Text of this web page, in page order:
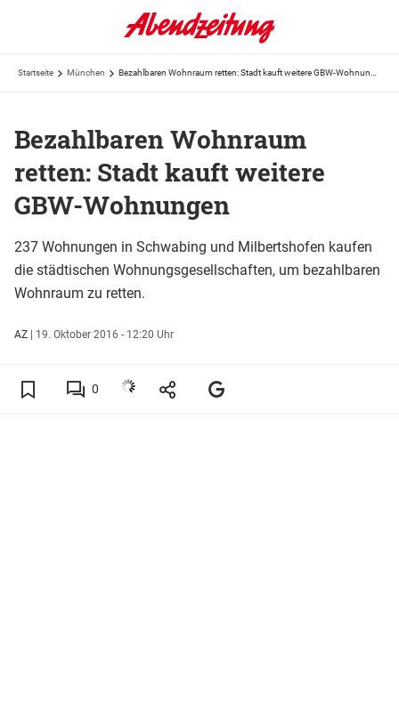
Startseite München
Bezahlbaren Wohnraum
retten: Stadt kauft weitere
GBW-Wohnungen
237 Wohnungen in Schwabing und Milbertshofen kaufen
die städtischen Wohnungsgesellschaften, um bezahlbaren
Wohnraum zu retten.
AZ | 19. Oktober 2016 - 12:20 Uhr
0